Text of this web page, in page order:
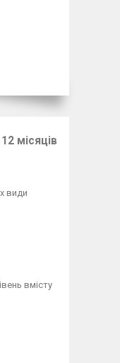
місяців
види
вмісту